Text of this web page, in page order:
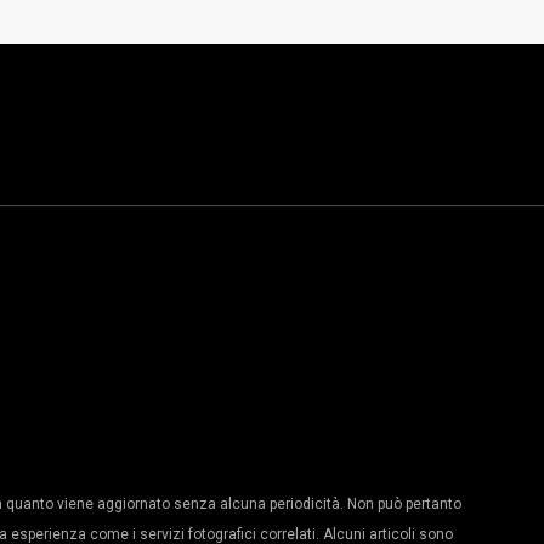
viene aggiornato senza alcuna periodicità. Non può pertanto
esperienza come i servizi fotografici correlati. Alcuni articoli sono